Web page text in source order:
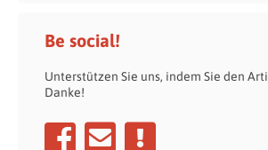
Be social!
Unterstützen Sie uns, indem Sie den
Danke!